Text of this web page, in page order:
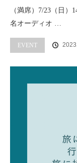
（満席）7/23（日）
名オーディオ …
EVENT